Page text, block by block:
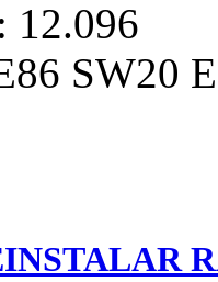
12.096
SW20